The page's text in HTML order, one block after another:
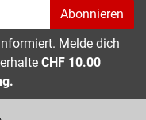
Abonnieren
Melde dich
CHF 10.00